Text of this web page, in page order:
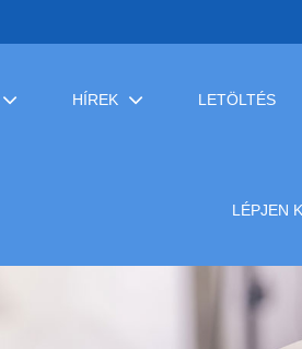
HÍREK LETÖLTÉS
LÉPJEN